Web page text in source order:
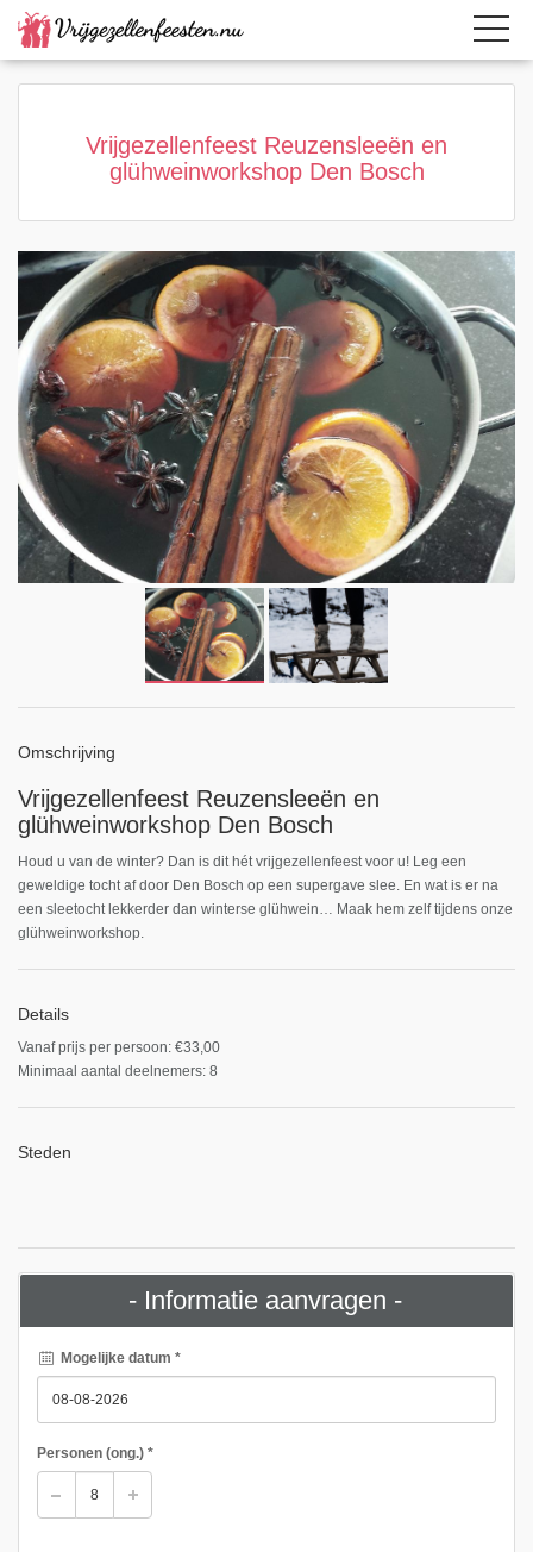
Home Category Page active
Vrijgezellenfeest Reuzensleeën en
glühweinworkshop Den Bosch
Omschrijving
Vrijgezellenfeest Reuzensleeën en
glühweinworkshop Den Bosch
Houd u van de winter? Dan is dit hét vrijgezellenfeest voor u! Leg een
geweldige tocht af door Den Bosch op een supergave slee. En wat is er na
een sleetocht lekkerder dan winterse glühwein… Maak hem zelf tijdens onze
glühweinworkshop.
Details
Vanaf prijs per persoon: €33,00
Minimaal aantal deelnemers: 8
Steden
- Informatie aanvragen -
Mogelijke datum *
Personen (ong.) *